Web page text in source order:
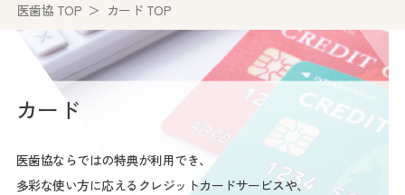
医歯協 TOP ＞ カード TOP
カード
医歯協ならではの特典が利用でき、
多彩な使い方に応えるクレジットカードサービスや、